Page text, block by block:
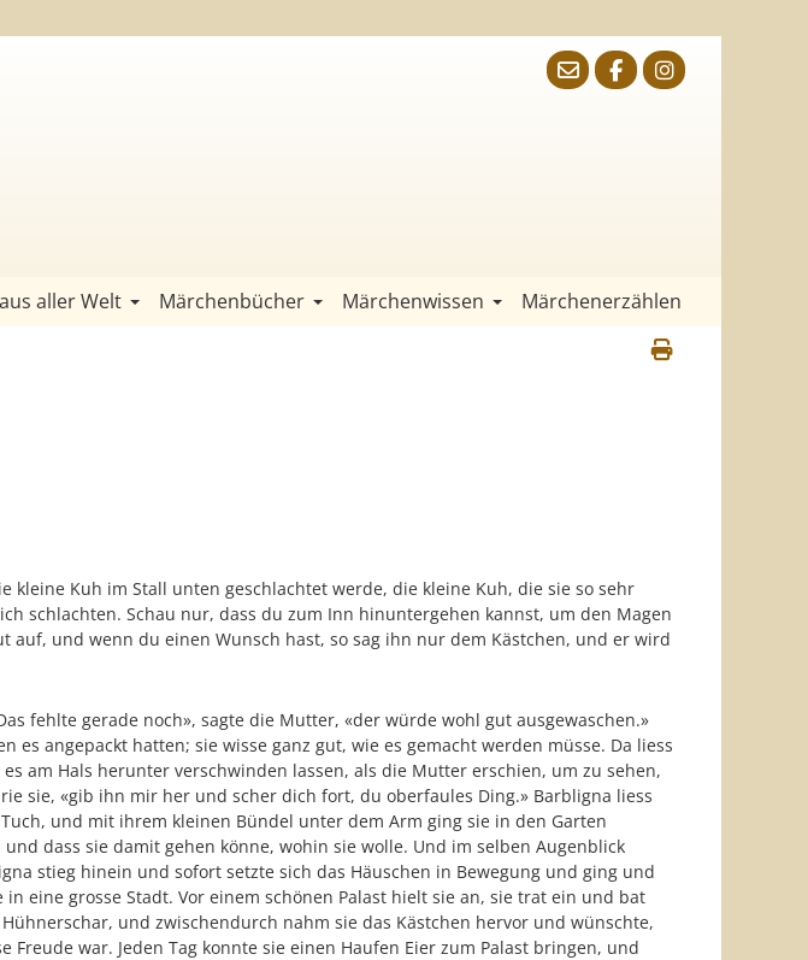
aller Welt Märchenbücher Märchenwissen Märchenerzählen
Kuh im Stall unten geschlachtet werde, die kleine Kuh, die sie so sehr
schlachten. Schau nur, dass du zum Inn hinuntergehen kannst, um den Magen
und wenn du einen Wunsch hast, so sag ihn nur dem Kästchen, und er wird
fehlte gerade noch», sagte die Mutter, «der würde wohl gut ausgewaschen.»
angepackt hatten; sie wisse ganz gut, wie es gemacht werden müsse. Da liess
am Hals herunter verschwinden lassen, als die Mutter erschien, um zu sehen,
sie, «gib ihn mir her und scher dich fort, du oberfaules Ding.» Barbligna liess
und mit ihrem kleinen Bündel unter dem Arm ging sie in den Garten
dass sie damit gehen könne, wohin sie wolle. Und im selben Augenblick
stieg hinein und sofort setzte sich das Häuschen in Bewegung und ging und
eine grosse Stadt. Vor einem schönen Palast hielt sie an, sie trat ein und bat
und zwischendurch nahm sie das Kästchen hervor und wünschte,
war. Jeden Tag konnte sie einen Haufen Eier zum Palast bringen, und